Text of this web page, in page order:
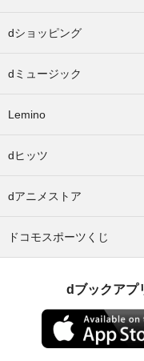
dショッピング
dミュージック
Lemino
dヒッツ
dアニメストア
ドコモスポーツくじ
dブックアプ